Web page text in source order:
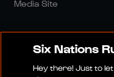
Media Site
Six Nations
Hey there! Just to